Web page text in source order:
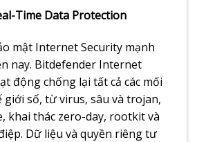
Time Data Protection
mật Internet Security mạnh
nay. Bitdefender Internet
động chống lại tất cả các mối
số, từ virus, sâu và trojan,
khai thác zero-day, rootkit và
Dữ liệu và quyền riêng tư